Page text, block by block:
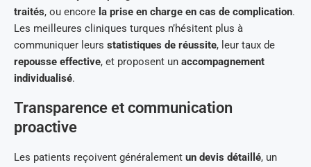
traités, ou encore la prise en charge en cas de complication.
Les meilleures cliniques turques n’hésitent plus à
communiquer leurs statistiques de réussite, leur taux de
repousse effective, et proposent un accompagnement
individualisé.
Transparence et communication
proactive
Les patients reçoivent généralement un devis détaillé, un